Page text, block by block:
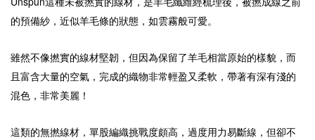
的預備紗，近似羊毛條的狀態，如雲霧般可愛。
雖然不像撚實的線材堅韌，但因為保留了羊毛相當原始的樣貌，而
且富含大量的空氣，完成的織物非常輕盈又柔軟，帶著有深有淺的
混色，非常美麗！
這類的無撚線材，單股編織挑戰度頗高，過度用力易斷線，但卻不